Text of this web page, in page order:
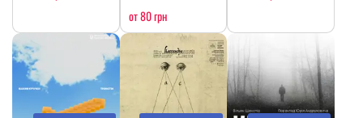
от 80 грн